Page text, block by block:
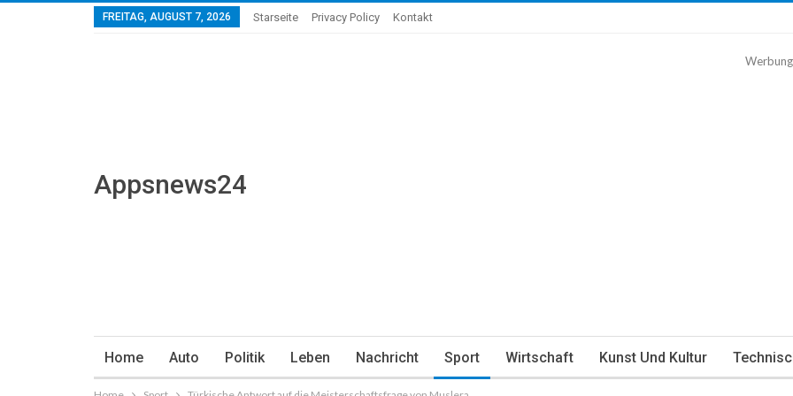
FREITAG, AUGUST 7, 2026 Starseite Privacy Policy Kontakt
Appsnews24
Werbung
Home Auto Politik Leben Nachricht Sport Wirtschaft Kunst Und Kultur